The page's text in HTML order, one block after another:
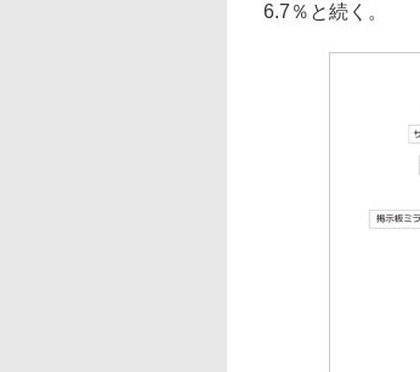
6.7％と続く。